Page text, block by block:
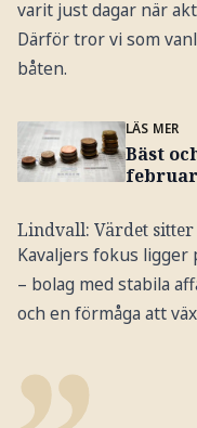
varit just dagar när
Därför tror vi som
båten.
LÄS MER
Bäst
Lindvall: Värdet
Kavaljers fokus ligger
– bolag med stabila
och en förmåga att